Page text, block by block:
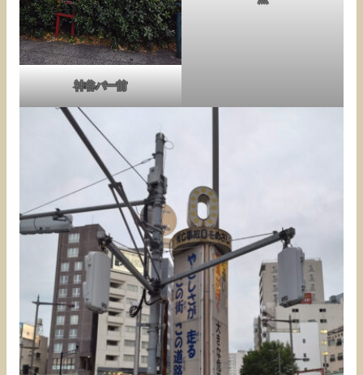
神谷バー前